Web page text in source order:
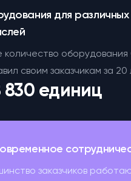
830 единиц
для различных
количество
своим заказчикам за 20
заказчиков